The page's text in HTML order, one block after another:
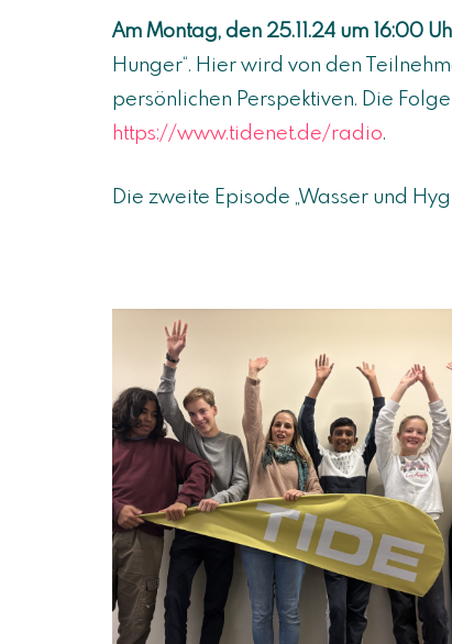
Am Montag, den 25.11.24 um 16:00
Hunger“. Hier wird von den
persönlichen Perspektiven. Die
https://www.tidenet.de/radio.
Die zweite Episode „Wasser und